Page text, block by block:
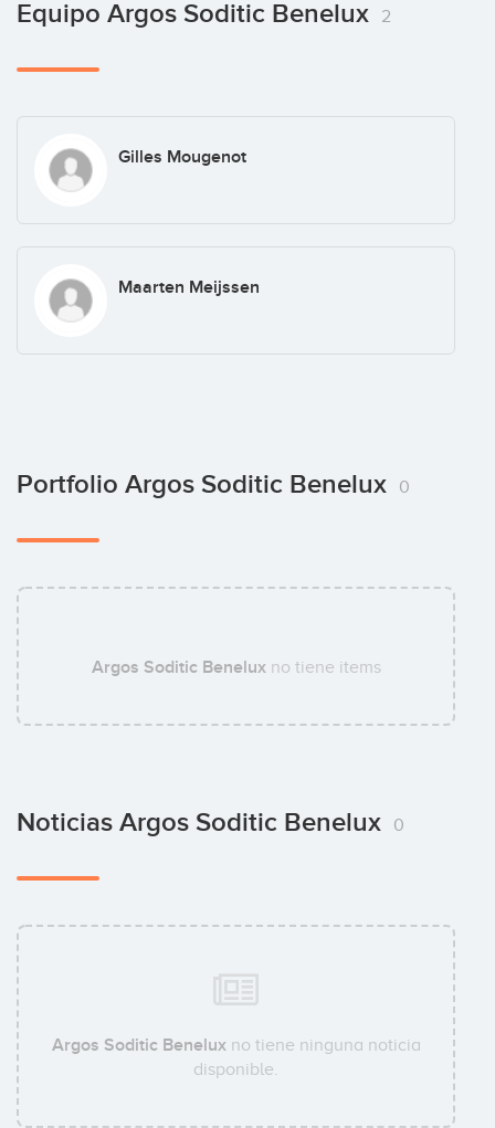
Equipo Argos Soditic Benelux 2
Gilles Mougenot
Maarten Meijssen
Portfolio Argos Soditic Benelux 0
Argos Soditic Beneluxno tiene items
Noticias Argos Soditic Benelux 0
Argos Soditic Beneluxno tiene ninguna noticia
disponible.